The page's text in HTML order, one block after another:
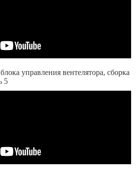
управления вентелятора, сборка
5